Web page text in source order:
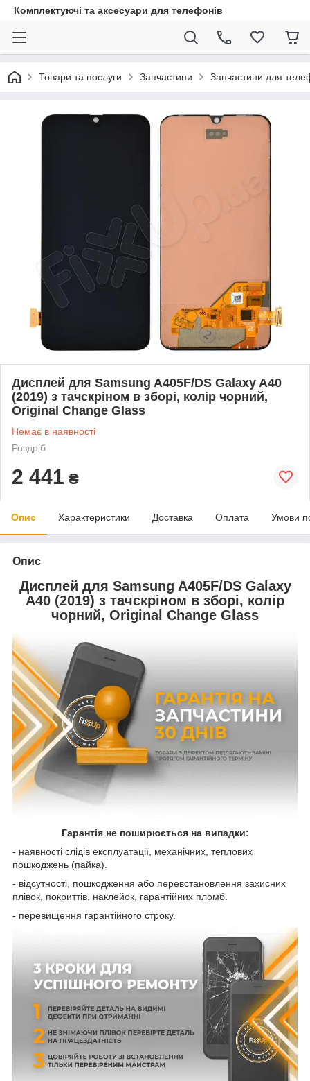
Комплектуючі та аксесуари для телефонів
Товари та послуги Запчастини Запчастини для
Дисплей для Samsung A405F/DS Galaxy A40
(2019) з тачскріном в зборі, колір чорний,
Original Change Glass
Немає в наявності
Роздріб
2 441 ₴
Опис Характеристики Доставка Оплата Умови
Опис
Дисплей для Samsung A405F/DS Galaxy
A40 (2019) з тачскріном в зборі, колір
чорний, Original Change Glass
Гарантія не поширюється на випадки:
- наявності слідів експлуатації, механічних, теплових
пошкоджень (пайка).
- відсутності, пошкодження або перевстановлення захисних
плівок, покриттів, наклейок, гарантійних пломб.
- перевищення гарантійного строку.